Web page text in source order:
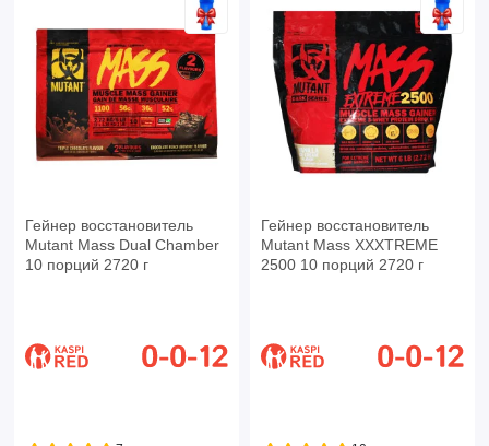
Гейнер восстановитель
Mutant Mass Dual Chamber
10 порций 2720 г
Гейнер восстановитель
Mutant Mass XXXTREME
2500 10 порций 2720 г